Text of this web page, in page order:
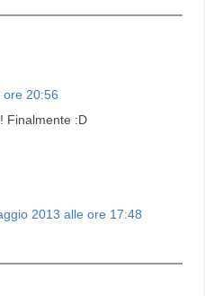
20:56
Finalmente :D
2013 alle ore 17:48